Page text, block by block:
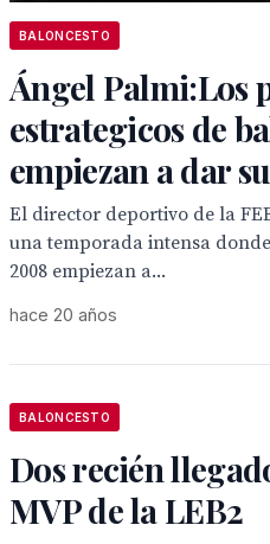
BALONCESTO
Ángel Palmi:Los
estrategicos de
empiezan a dar
El director deportivo de la
una temporada intensa
2008 empiezan a...
hace 20 años
BALONCESTO
Dos recién
MVP de la LEB2